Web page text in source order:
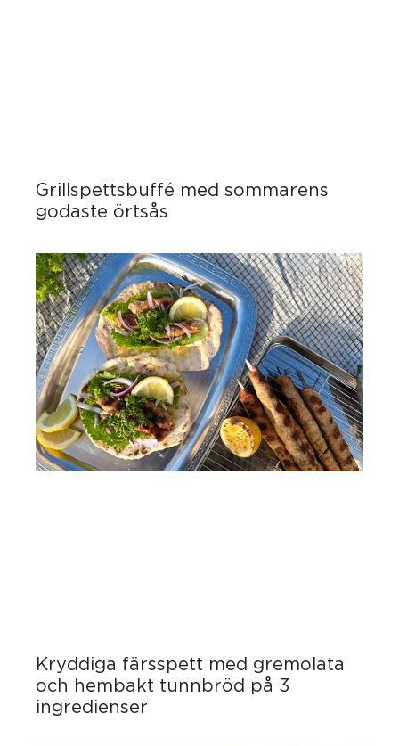
Grillspettsbuffé med sommarens
godaste örtsås
Kryddiga färsspett med gremolata
och hembakt tunnbröd på 3
ingredienser